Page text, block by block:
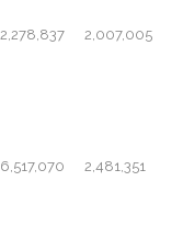
2,278,837 2,007,005
6,517,070 2,481,351